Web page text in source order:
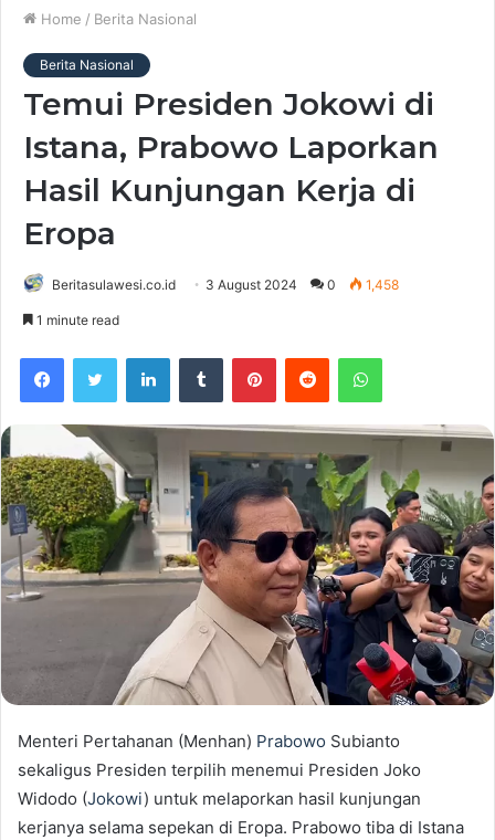
Home / Berita Nasional
Berita Nasional
Temui Presiden Jokowi di
Istana, Prabowo Laporkan
Hasil Kunjungan Kerja di
Eropa
Beritasulawesi.co.id 3 August 2024 0 1,458
1 minute read
Menteri Pertahanan (Menhan) Prabowo Subianto
sekaligus Presiden terpilih menemui Presiden Joko
Widodo (Jokowi) untuk melaporkan hasil kunjungan
kerjanya selama sepekan di Eropa. Prabowo tiba di Istana